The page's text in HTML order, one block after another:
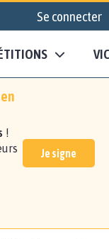
Se connecter
!
Je signe